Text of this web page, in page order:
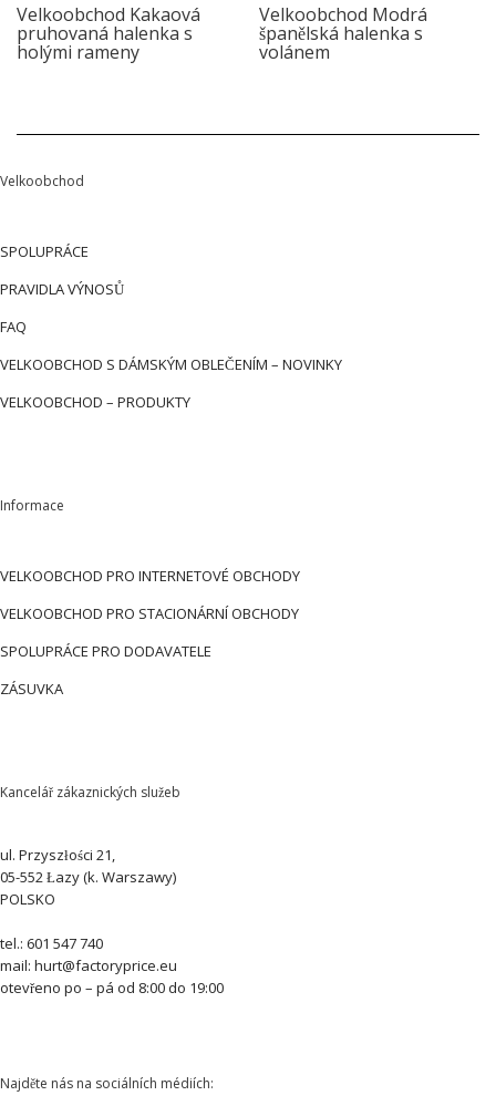
Velkoobchod Kakaová
pruhovaná halenka s
holými rameny
Velkoobchod Modrá
španělská halenka s
volánem
Velkoobchod
SPOLUPRÁCE
PRAVIDLA VÝNOSŮ
FAQ
VELKOOBCHOD S DÁMSKÝM OBLEČENÍM – NOVINKY
VELKOOBCHOD – PRODUKTY
Informace
VELKOOBCHOD PRO INTERNETOVÉ OBCHODY
VELKOOBCHOD PRO STACIONÁRNÍ OBCHODY
SPOLUPRÁCE PRO DODAVATELE
ZÁSUVKA
Kancelář zákaznických služeb
ul. Przyszłości 21,
05-552 Łazy (k. Warszawy)
POLSKO
tel.: 601 547 740
mail: hurt@factoryprice.eu
otevřeno po – pá od 8:00 do 19:00
Najděte nás na sociálních médiích: